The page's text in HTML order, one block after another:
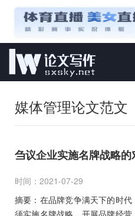
媒体管理论文范文
刍议企业实施名牌战略的
时间：2021-07-29
摘要：在品牌竞争满天下的时
须实施名牌战略，开展品牌经